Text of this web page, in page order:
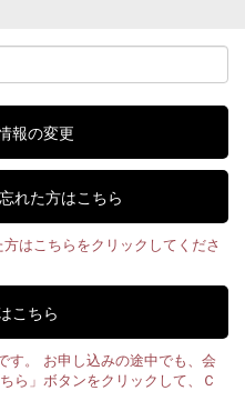
はこちらをクリックしてくださ
す。 お申し込みの途中でも、会
ら」ボタンをクリックして、Ｃ